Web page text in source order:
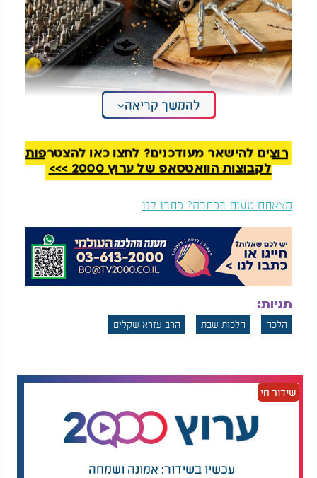
קשה לי לשמור שבת איך אפשר להפוך אותה ליותר
קלה?
להמשך קריאה
רוצים להישאר מעודכנים? לחצו כאן להצטרפות
לקבוצות הוואטסאפ של ערוץ 2000 >>>
מצאתם טעות בכתבה? כתבו לנו
תגיות:
הלכה הלכות שבת הרב עזרא שקלים
שידור חי
עכשיו בשידור: אמונה ושמחה